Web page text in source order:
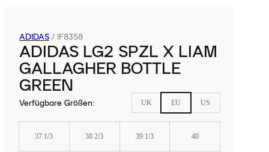
ADIDAS / IF8358
ADIDAS LG2 SPZL X LIAM
GALLAGHER BOTTLE
GREEN
Verfügbare Größen: UK EU US
37 1/3 38 2/3 39 1/3 40